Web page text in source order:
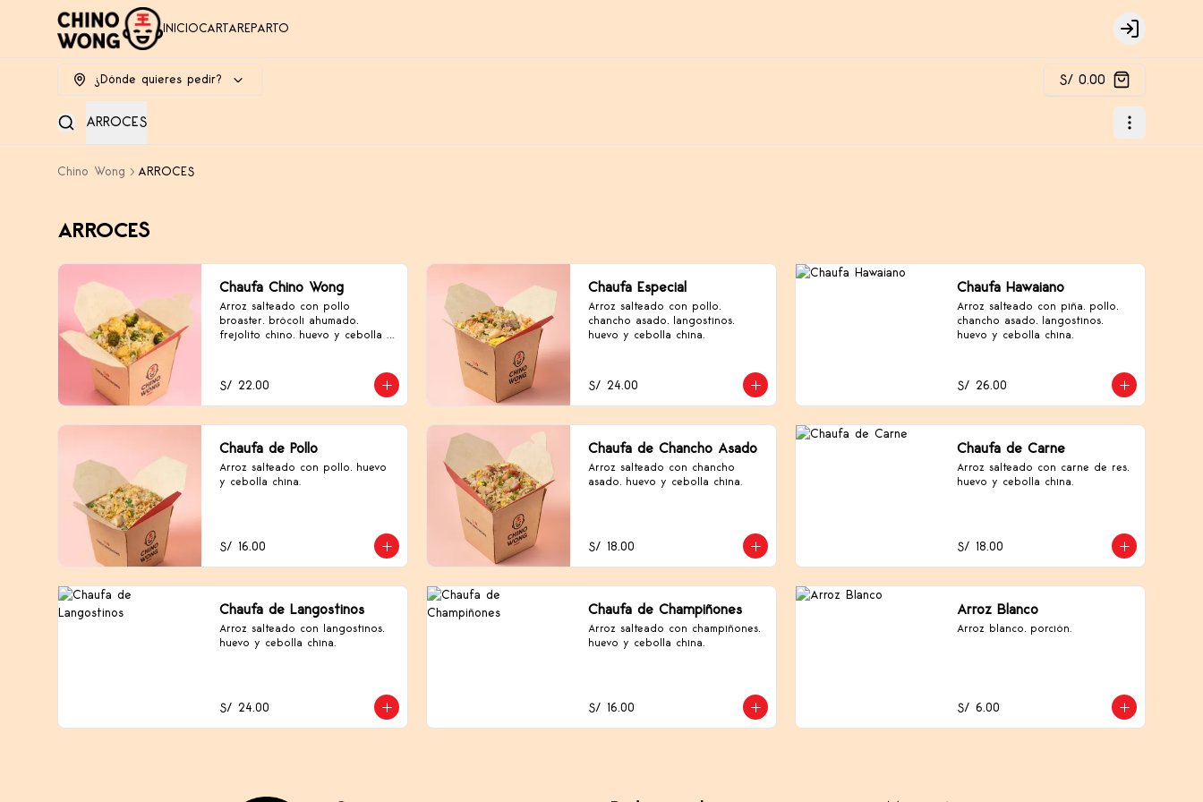
INICIOCARTAREPARTO Login
¿Dónde quieres pedir? S/ 0.00
ARROCES
Chino Wong ARROCES
ARROCES
Chaufa Chino Wong
Arroz salteado con pollo
broaster, brócoli ahumado,
frejolito chino, huevo y cebolla
S/ 22.00
Chaufa Especial
Arroz salteado con pollo,
chancho asado, langostinos,
huevo y cebolla china.
S/ 24.00
Chaufa Hawaiano
Arroz salteado con piña, pollo,
chancho asado, langostinos,
huevo y cebolla china.
S/ 26.00
Chaufa de Pollo
Arroz salteado con pollo, huevo
y cebolla china.
S/ 16.00
Chaufa de Chancho Asado
Arroz salteado con chancho
asado, huevo y cebolla china.
S/ 18.00
Chaufa de Carne
Arroz salteado con carne de res,
huevo y cebolla china.
S/ 18.00
Chaufa de Langostinos
Arroz salteado con langostinos,
huevo y cebolla china.
S/ 24.00
Chaufa de Champiñones
Arroz salteado con champiñones,
huevo y cebolla china.
S/ 16.00
Arroz Blanco
Arroz blanco, porción.
S/ 6.00